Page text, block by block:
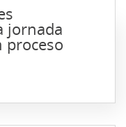
jornada
proceso